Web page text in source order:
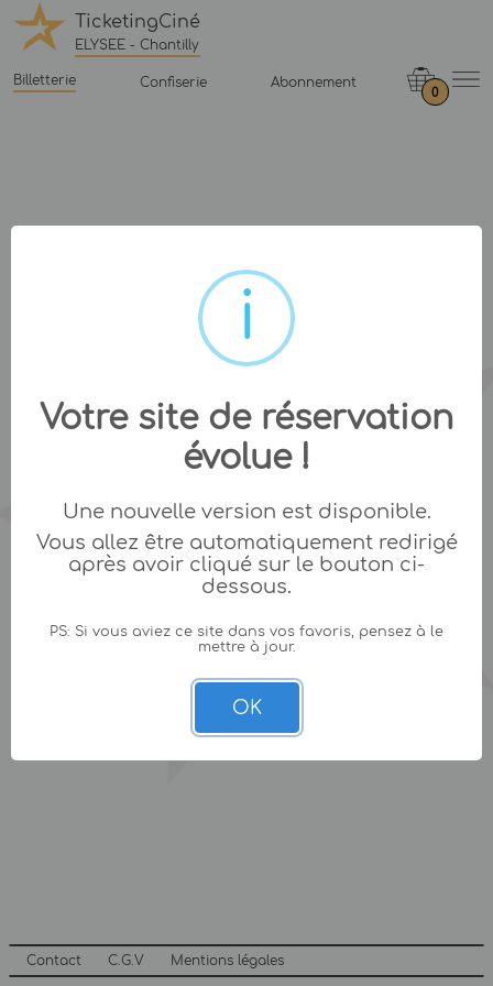
TicketingCiné
ELYSEE - Chantilly
Billetterie Confiserie Abonnement
0
Contact C.G.V Mentions légales
Votre site de réservation
évolue !
Une nouvelle version est disponible.
Vous allez être automatiquement redirigé
après avoir cliqué sur le bouton ci-
dessous.
PS: Si vous aviez ce site dans vos favoris, pensez à le
mettre à jour.
OK